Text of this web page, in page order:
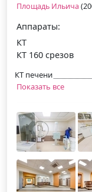
Площадь Ильича
Аппараты:
КТ
КТ 160 срезов
КТ печени
Показать все